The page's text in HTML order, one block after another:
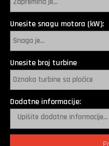
Unesite snagu motora (kW):
Unesite broj turbine
Dodatne informacije: